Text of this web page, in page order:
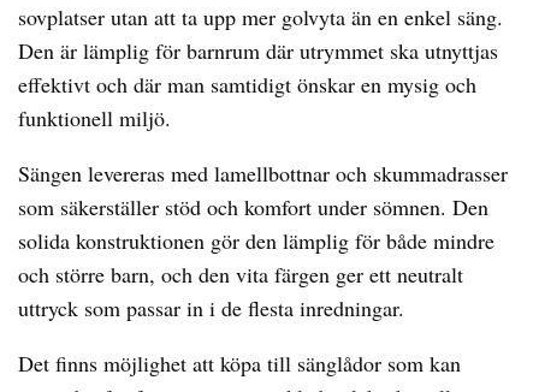
sovplatser utan att ta upp mer golvyta än en enkel säng.
Den är lämplig för barnrum där utrymmet ska utnyttjas
effektivt och där man samtidigt önskar en mysig och
funktionell miljö.
Sängen levereras med lamellbottnar och skummadrasser
som säkerställer stöd och komfort under sömnen. Den
solida konstruktionen gör den lämplig för både mindre
och större barn, och den vita färgen ger ett neutralt
uttryck som passar in i de flesta inredningar.
Det finns möjlighet att köpa till sänglådor som kan